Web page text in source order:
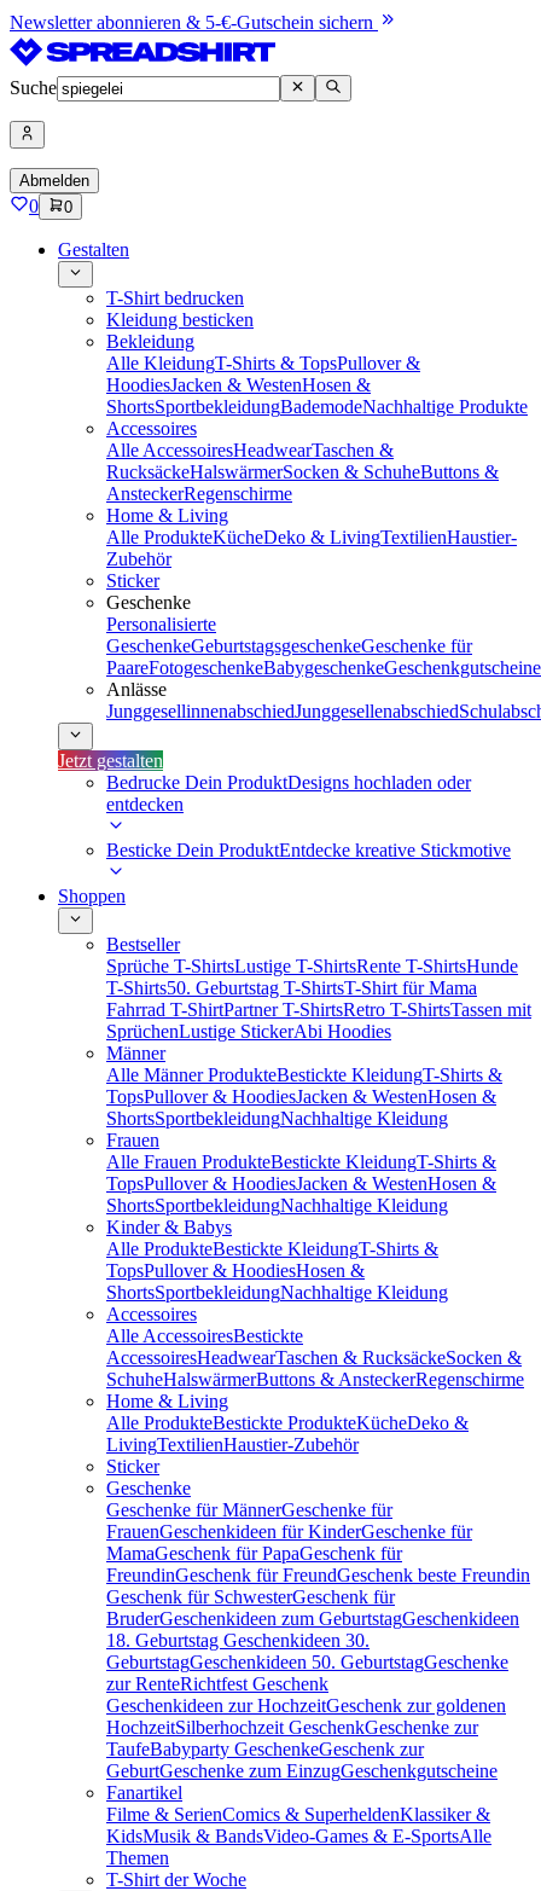
Newsletter abonnieren & 5-€-Gutschein sichern
Suche
Abmelden
0 0
Gestalten
T-Shirt bedrucken
Kleidung besticken
Bekleidung
Alle KleidungT-Shirts & TopsPullover &
HoodiesJacken & WestenHosen &
ShortsSportbekleidungBademodeNachhaltige Produkte
Accessoires
Alle AccessoiresHeadwearTaschen &
RucksäckeHalswärmerSocken & SchuheButtons &
AnsteckerRegenschirme
Home & Living
Alle ProdukteKücheDeko & LivingTextilienHaustier-
Zubehör
Sticker
Geschenke
Personalisierte
GeschenkeGeburtstagsgeschenkeGeschenke für
PaareFotogeschenkeBabygeschenkeGeschenkgutscheine
Anlässe
JunggesellinnenabschiedJunggesellenabschied
Jetzt gestalten
Bedrucke Dein ProduktDesigns hochladen oder
entdecken
Besticke Dein ProduktEntdecke kreative Stickmotive
Shoppen
Bestseller
Sprüche T-ShirtsLustige T-ShirtsRente T-ShirtsHunde
T-Shirts50. Geburtstag T-ShirtsT-Shirt für Mama
Fahrrad T-ShirtPartner T-ShirtsRetro T-ShirtsTassen mit
SprüchenLustige StickerAbi Hoodies
Männer
Alle Männer ProdukteBestickte KleidungT-Shirts &
TopsPullover & HoodiesJacken & WestenHosen &
ShortsSportbekleidungNachhaltige Kleidung
Frauen
Alle Frauen ProdukteBestickte KleidungT-Shirts &
TopsPullover & HoodiesJacken & WestenHosen &
ShortsSportbekleidungNachhaltige Kleidung
Kinder & Babys
Alle ProdukteBestickte KleidungT-Shirts &
TopsPullover & HoodiesHosen &
ShortsSportbekleidungNachhaltige Kleidung
Accessoires
Alle AccessoiresBestickte
AccessoiresHeadwearTaschen & RucksäckeSocken &
SchuheHalswärmerButtons & AnsteckerRegenschirme
Home & Living
Alle ProdukteBestickte ProdukteKücheDeko &
LivingTextilienHaustier-Zubehör
Sticker
Geschenke
Geschenke für MännerGeschenke für
FrauenGeschenkideen für KinderGeschenke für
MamaGeschenk für PapaGeschenk für
FreundinGeschenk für FreundGeschenk beste Freundin
Geschenk für SchwesterGeschenk für
BruderGeschenkideen zum GeburtstagGeschenkideen
18. Geburtstag Geschenkideen 30.
GeburtstagGeschenkideen 50. GeburtstagGeschenke
zur RenteRichtfest Geschenk
Geschenkideen zur HochzeitGeschenk zur goldenen
HochzeitSilberhochzeit GeschenkGeschenke zur
TaufeBabyparty GeschenkeGeschenk zur
GeburtGeschenke zum EinzugGeschenkgutscheine
Fanartikel
Filme & SerienComics & SuperheldenKlassiker &
KidsMusik & BandsVideo-Games & E-SportsAlle
Themen
T-Shirt der Woche